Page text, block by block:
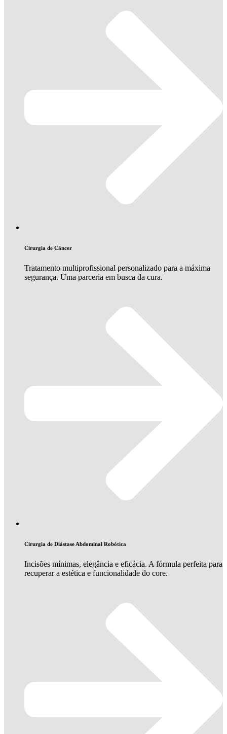
Cirurgia de Câncer
Tratamento multiprofissional personalizado para a máxima
segurança. Uma parceria em busca da cura.
Cirurgia de Diástase Abdominal Robótica
Incisões mínimas, elegância e eficácia. A fórmula perfeita para
recuperar a estética e funcionalidade do core.